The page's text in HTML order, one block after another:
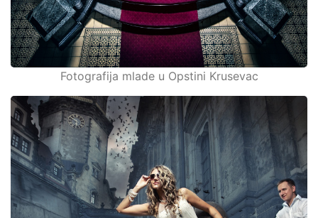
Fotografija mlade u Opstini Krusevac